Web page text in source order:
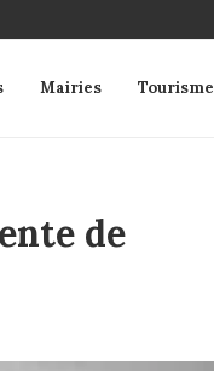
Mairies Tourisme
de